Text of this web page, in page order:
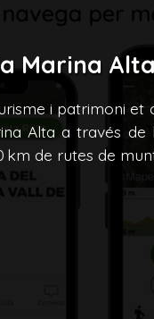
Marina Alta
i patrimoni et
Alta a través de
km de rutes de